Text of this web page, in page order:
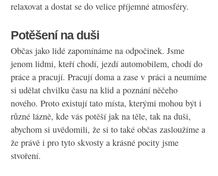
relaxovat a dostat se do velice příjemné atmosféry.
Potěšení na duši
Občas jako lidé zapomínáme na odpočinek. Jsme
jenom lidmi, kteří chodí, jezdí automobilem, chodí do
práce a pracují. Pracují doma a zase v práci a neumíme
si udělat chvilku času na klid a poznání něčeho
nového. Proto existují tato místa, kterými mohou být i
různé lázně, kde vás potěší jak na těle, tak na duši,
abychom si uvědomili, že si to také občas zasloužíme a
že právě i pro tyto skvosty a krásné pocity jsme
stvoření.